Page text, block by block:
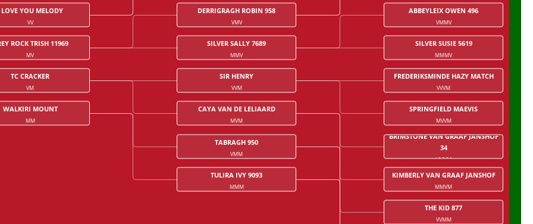
YOU MELODY
VV
ROCK TRISH 11969
MV
TC CRACKER
VM
WALKIRI MOUNT
MM
DERRIGRAGH ROBIN 958
VMV
SILVER SALLY 7689
MMV
SIR HENRY
VVM
CAYA VAN DE LELIAARD
MVM
TABRAGH 950
VMM
TULIRA IVY 9093
MMM
ABBEYLEIX OWEN 496
VMMV
SILVER SUSIE 5619
MMMV
FREDERIKSMINDE HAZY MATCH
VVVM
SPRINGFIELD MAEVIS
MVVM
BRIMSTONE VAN GRAAF JANSHOF
34
VMVM
KIMBERLY VAN GRAAF JANSHOF
MMVM
THE KID 877
VVMM